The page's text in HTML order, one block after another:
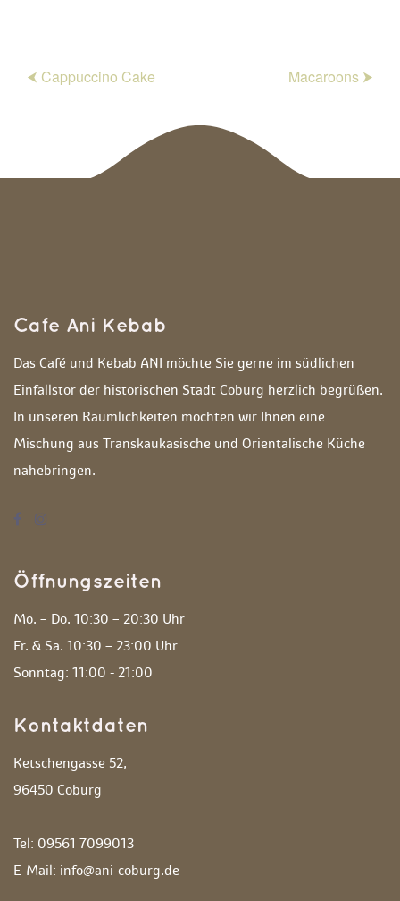
⮜ Cappuccino Cake Macaroons ⮞
Cafe Ani Kebab
Das Café und Kebab ANI möchte Sie gerne im südlichen
Einfallstor der historischen Stadt Coburg herzlich begrüßen.
In unseren Räumlichkeiten möchten wir Ihnen eine
Mischung aus Transkaukasische und Orientalische Küche
nahebringen.
Öffnungszeiten
Mo. – Do. 10:30 – 20:30 Uhr
Fr. & Sa. 10:30 – 23:00 Uhr
Sonntag: 11:00 - 21:00
Kontaktdaten
Ketschengasse 52,
96450 Coburg
Tel: 09561 7099013
E-Mail: info@ani-coburg.de